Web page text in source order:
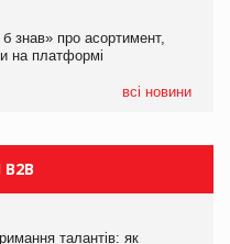
знав» про асортимент,
на платформі
всі новини
мережу магазинів
талантів: як